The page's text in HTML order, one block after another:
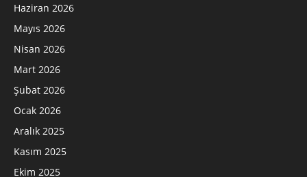
Haziran 2026
Mayıs 2026
Nisan 2026
Mart 2026
Şubat 2026
Ocak 2026
Aralık 2025
Kasım 2025
Ekim 2025